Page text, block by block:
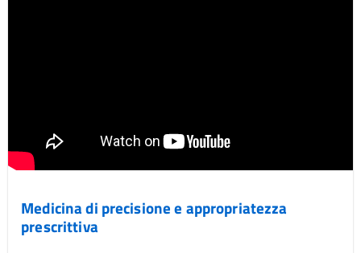
Medicina di precisione e appropriatezza
prescrittiva